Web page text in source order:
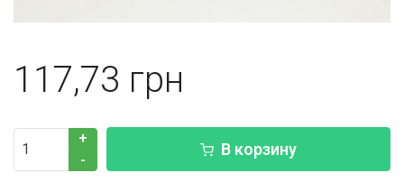
117,73
+
-
В корзину